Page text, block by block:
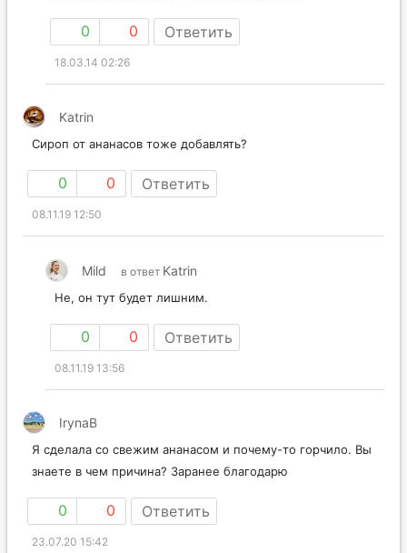
0 0 Ответить
18.03.14 02:26
Katrin
Сироп от ананасов тоже добавлять?
0 0 Ответить
08.11.19 12:50
Mild в ответ Katrin
Не, он тут будет лишним.
0 0 Ответить
08.11.19 13:56
IrynaB
Я сделала со свежим ананасом и почему-то горчило. Вы
знаете в чем причина? Заранее благодарю
0 0 Ответить
23.07.20 15:42